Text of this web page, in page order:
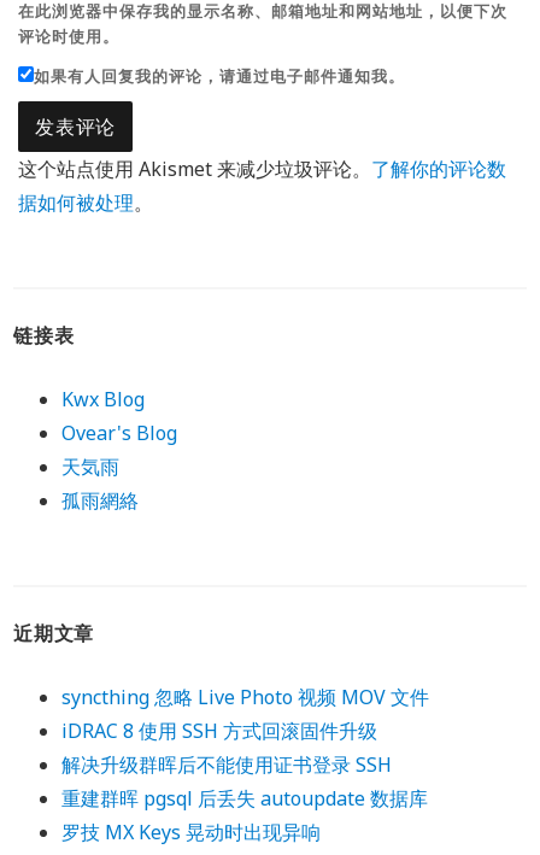
在此浏览器中保存我的显示名称、邮箱地址和网站地址，以便下次
评论时使用。
如果有人回复我的评论，请通过电子邮件通知我。
这个站点使用 Akismet 来减少垃圾评论。 了解你的评论数
据如何被处理。
链接表
Kwx Blog
Ovear's Blog
天気雨
孤雨網絡
近期文章
syncthing 忽略 Live Photo 视频 MOV 文件
iDRAC 8 使用 SSH 方式回滚固件升级
解决升级群晖后不能使用证书登录 SSH
重建群晖 pgsql 后丢失 autoupdate 数据库
罗技 MX Keys 晃动时出现异响